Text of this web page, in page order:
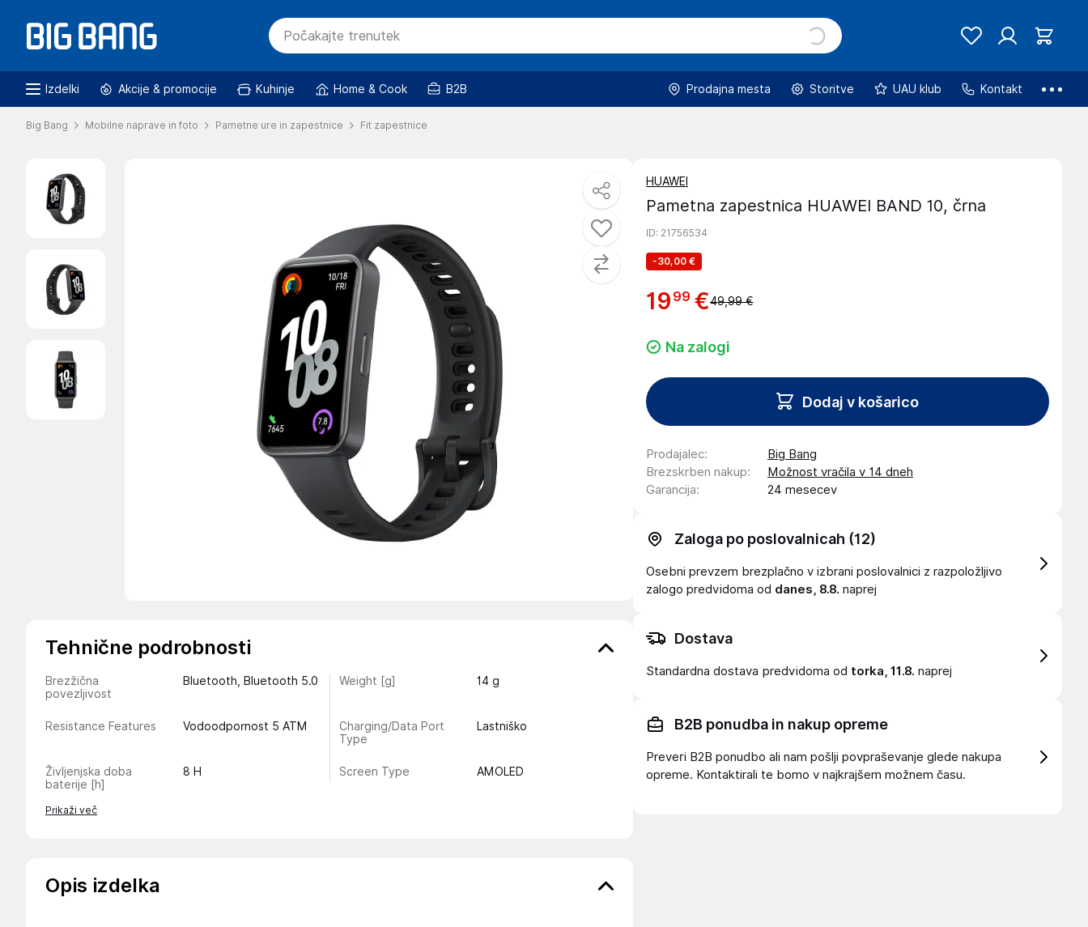
Izdelki Akcije & promocije Kuhinje Home & Cook B2B Prodajna mesta Storitve UAU klub Kontakt
Big Bang Mobilne naprave in foto Pametne ure in zapestnice Fit zapestnice
Tehnične podrobnosti
Brezžična
povezljivost
Bluetooth, Bluetooth 5.0 Weight [g] 14 g
Resistance Features Vodoodpornost 5 ATM
Charging/Data Port
Type
Lastniško
Življenjska doba
baterije [h]
8 H Screen Type AMOLED
Prikaži več
Opis izdelka
HUAWEI
Pametna zapestnica HUAWEI BAND 10, črna
ID: 21756534
-30,00 €
19 99 €49,99 €
Na zalogi
Dodaj v košarico
Prodajalec:
Big Bang
Brezskrben nakup:
Možnost vračila v 14 dneh
Garancija: 24 mesecev
Zaloga po poslovalnicah (12)
Osebni prevzem brezplačno v izbrani poslovalnici z razpoložljivo
zalogo predvidoma od danes, 8.8. naprej
Dostava
Standardna dostava predvidoma od torka, 11.8. naprej
B2B ponudba in nakup opreme
Preveri B2B ponudbo ali nam pošlji povpraševanje glede nakupa
opreme. Kontaktirali te bomo v najkrajšem možnem času.